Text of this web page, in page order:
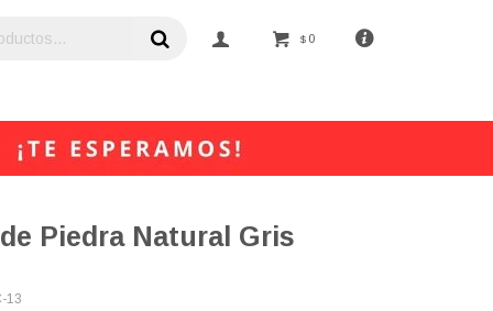
$ 0
Piedra Natural Gris
13